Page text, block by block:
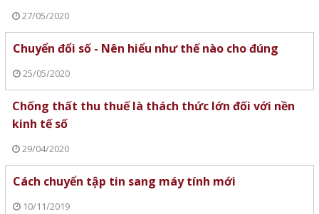
27/05/2020
Chuyển đổi số - Nên hiểu như thế nào cho đúng
25/05/2020
Chống thất thu thuế là thách thức lớn đối với nền
kinh tế số
29/04/2020
Cách chuyển tập tin sang máy tính mới
10/11/2019